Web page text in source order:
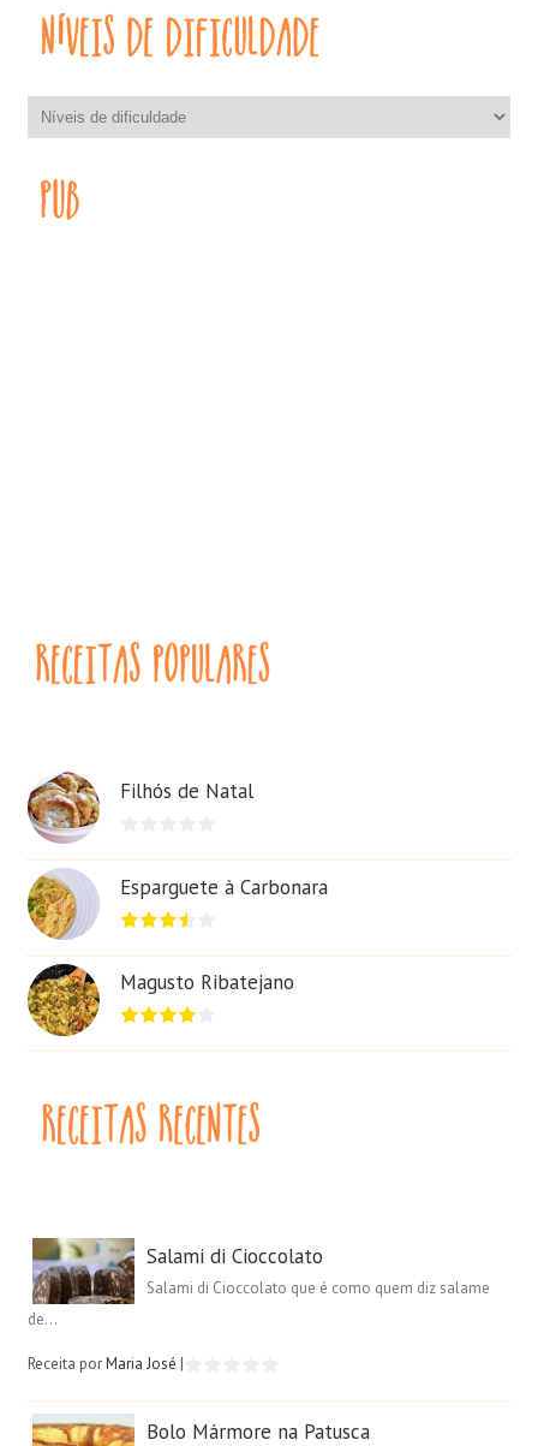
Filhós de Natal
Esparguete à Carbonara
Magusto Ribatejano
Salami di Cioccolato
Salami di Cioccolato que é como quem diz salame
de...
Receita porMaria José |
Bolo Mármore na Patusca